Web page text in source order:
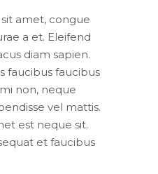
amet, congue
a et. Eleifend
diam sapien.
faucibus faucibus
non, neque
vel mattis.
est neque sit.
et faucibus